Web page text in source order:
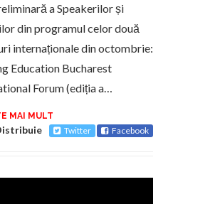
a Speakerilor și
din programul celor două
internaționale din octombrie:
Education Bucharest
Forum (ediția a…
MAI MULT
Twitter Facebook